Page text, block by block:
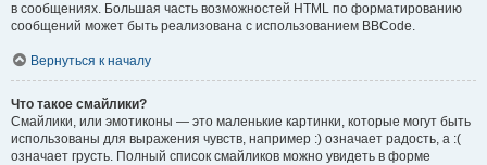
в сообщениях. Большая часть возможностей HTML по форматированию
сообщений может быть реализована с использованием BBCode.
Вернуться к началу
Что такое смайлики?
Смайлики, или эмотиконы — это маленькие картинки, которые могут быть
использованы для выражения чувств, например :) означает радость, а :(
означает грусть. Полный список смайликов можно увидеть в форме